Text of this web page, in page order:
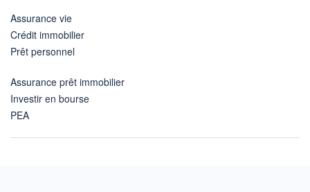
Assurance vie
Crédit immobilier
Prêt personnel
Assurance prêt immobilier
Investir en bourse
PEA